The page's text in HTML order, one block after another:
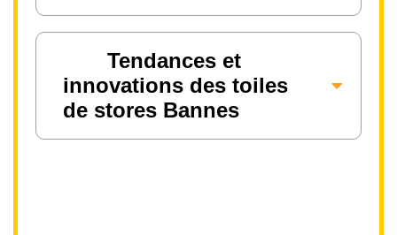
Tendances et
innovations des toiles
de stores Bannes